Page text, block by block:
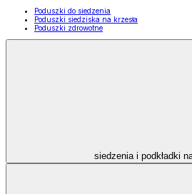
Poduszki do siedzenia
Poduszki siedziska na krzesła
Poduszki zdrowotne
siedzenia i podkładki